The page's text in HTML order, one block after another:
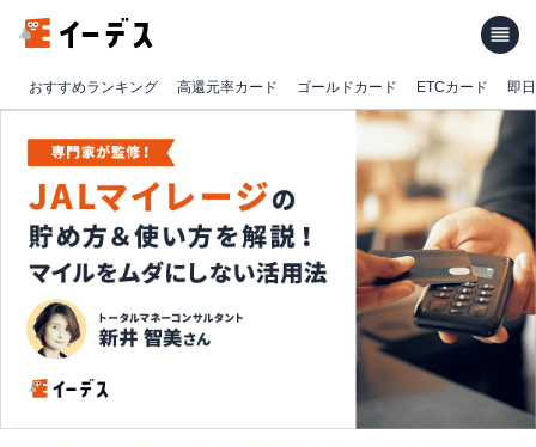
おすすめランキング 高還元率カード ゴールドカード ETCカード 即